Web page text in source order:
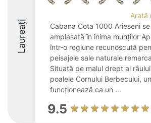
Laureați
Arată
Cabana Cota 1000 Arieseni
amplasată în inima munților
într-o regiune recunoscută
peisajele sale naturale
Situată pe malul drept al
poalele Cornului Berbecului,
funcționează ca un ...
9.5